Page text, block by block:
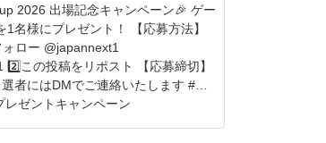
2026 出場記念キャンペーン🎉 ゲー
にプレゼント！ 【応募方法】
ロー @japannext1
投稿をリポスト 【応募締切】
者にはDMでご連絡いたします #プ
レゼントキャンペーン